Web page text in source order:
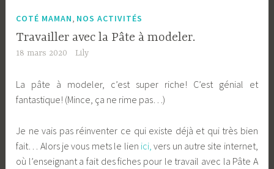
COTÉ MAMAN, NOS ACTIVITÉS
Travailler avec la Pâte à modeler.
18 mars 2020 Lily
La pâte à modeler, c’est super riche! C’est génial et
fantastique! (Mince, ça ne rime pas…)
Je ne vais pas réinventer ce qui existe déjà et qui très bien
fait… Alors je vous mets le lien ici, vers un autre site internet,
où l’enseignant a fait des fiches pour le travail avec la Pâte A